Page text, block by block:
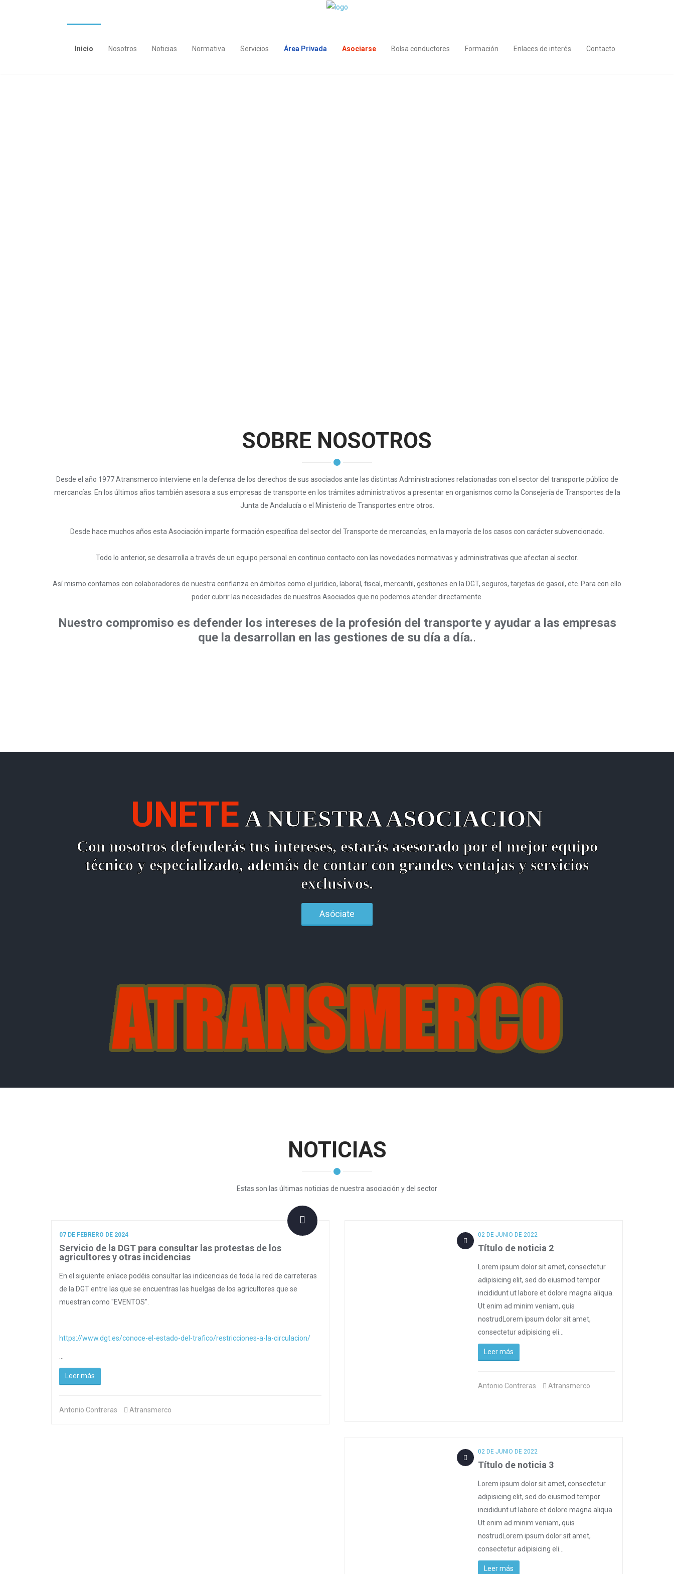
Inicio Nosotros Noticias Normativa Servicios Área Privada Asociarse Bolsa conductores Formación Enlaces de interés Contacto
SOBRE NOSOTROS
Desde el año 1977 Atransmerco interviene en la defensa de los derechos de sus asociados ante las distintas Administraciones relacionadas con el sector del transporte público de
mercancías. En los últimos años también asesora a sus empresas de transporte en los trámites administrativos a presentar en organismos como la Consejería de Transportes de la
Junta de Andalucía o el Ministerio de Transportes entre otros.
Desde hace muchos años esta Asociación imparte formación específica del sector del Transporte de mercancías, en la mayoría de los casos con carácter subvencionado.
Todo lo anterior, se desarrolla a través de un equipo personal en continuo contacto con las novedades normativas y administrativas que afectan al sector.
Así mismo contamos con colaboradores de nuestra confianza en ámbitos como el jurídico, laboral, fiscal, mercantil, gestiones en la DGT, seguros, tarjetas de gasoil, etc. Para con ello
poder cubrir las necesidades de nuestros Asociados que no podemos atender directamente.
Nuestro compromiso es defender los intereses de la profesión del transporte y ayudar a las empresas
que la desarrollan en las gestiones de su día a día..
UNETE A NUESTRA ASOCIACION
Con nosotros defenderás tus intereses, estarás asesorado por el mejor equipo
técnico y especializado, además de contar con grandes ventajas y servicios
exclusivos.
Asóciate
NOTICIAS
Estas son las últimas noticias de nuestra asociación y del sector
07 DE FEBRERO DE 2024
Servicio de la DGT para consultar las protestas de los
agricultores y otras incidencias
En el siguiente enlace podéis consultar las indicencias de toda la red de carreteras
de la DGT entre las que se encuentras las huelgas de los agricultores que se
muestran como "EVENTOS".
https://www.dgt.es/conoce-el-estado-del-trafico/restricciones-a-la-circulacion/
...
Leer más
Antonio Contreras Atransmerco
02 DE JUNIO DE 2022
Título de noticia 2
Lorem ipsum dolor sit amet, consectetur
adipisicing elit, sed do eiusmod tempor
incididunt ut labore et dolore magna aliqua.
Ut enim ad minim veniam, quis
nostrudLorem ipsum dolor sit amet,
consectetur adipisicing eli...
Leer más
Antonio Contreras Atransmerco
02 DE JUNIO DE 2022
Título de noticia 3
Lorem ipsum dolor sit amet, consectetur
adipisicing elit, sed do eiusmod tempor
incididunt ut labore et dolore magna aliqua.
Ut enim ad minim veniam, quis
nostrudLorem ipsum dolor sit amet,
consectetur adipisicing eli...
Leer más